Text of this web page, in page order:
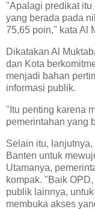
"Apalagi predikat
yang berada pada
75,65 poin," kata Al
Dikatakan Al
dan Kota
menjadi bahan
informasi publik.
"Itu penting karena
pemerintahan yang
Selain itu,
Banten untuk
Utamanya,
kompak. "Baik
publik lainnya,
membuka akses